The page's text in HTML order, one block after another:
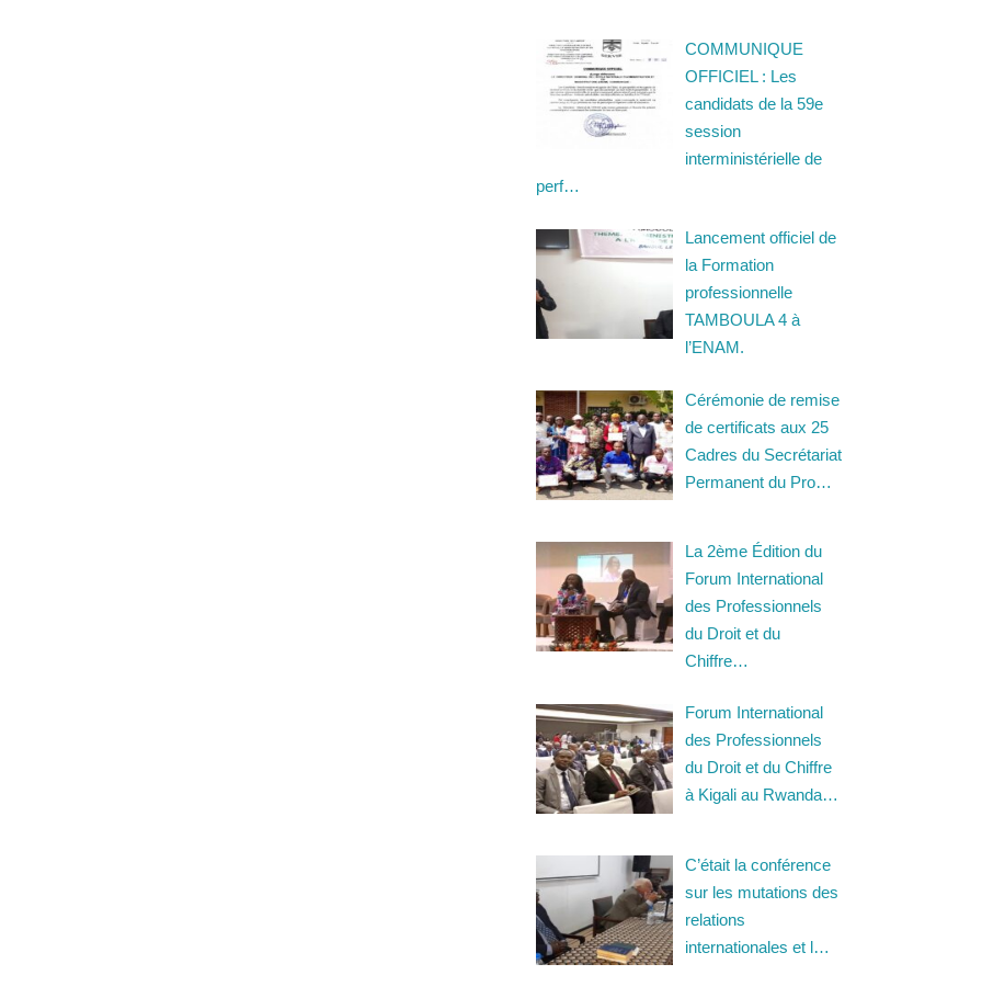
COMMUNIQUE
OFFICIEL : Les
candidats de la 59e
session
interministérielle de
perf…
Lancement officiel de
la Formation
professionnelle
TAMBOULA 4 à
l’ENAM.
Cérémonie de remise
de certificats aux 25
Cadres du Secrétariat
Permanent du Pro…
La 2ème Édition du
Forum International
des Professionnels
du Droit et du
Chiffre…
Forum International
des Professionnels
du Droit et du Chiffre
à Kigali au Rwanda…
C’était la conférence
sur les mutations des
relations
internationales et l…